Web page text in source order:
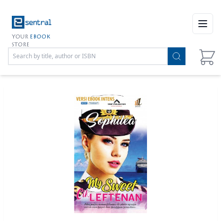
YOUR EBOOK
STORE